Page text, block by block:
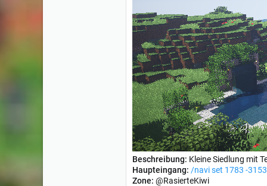
Beschreibung: Kleine Siedlung mit
Haupteingang: /navi set 1783 -3153
Zone: @RasierteKiwi